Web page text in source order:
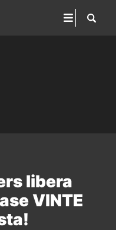
libera
VINTE